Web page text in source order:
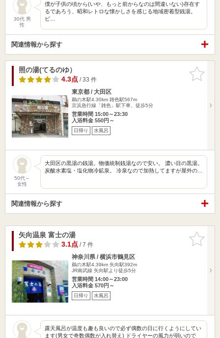
30代 男
性
僕が子供の頃から(いや、もっと前からなのは間違いない)存在す
るであろう、昭和レトロな懐かしさを感じる地域密着型銭湯。
ビ…
関連情報から探す
お気に入
りに追加
照の湯(てるのゆ）
4.3点/ 33 件
東京都 / 大田区
鵜の木駅4.30km 雑色駅567m
京浜急行線「雑色」駅下車、徒歩5分
営業時間 15:00～23:30
入浴料金 550円～
日帰り 水風呂
50代～
女性
大田区の黒湯の銭湯。物価統制銭湯なので安い。 濃い目の黒湯。
炭酸水素塩・塩化物冷鉱泉。 冷泉なので加熱してますが屋外の…
関連情報から探す
お気に入
りに追加
矢向温泉 富士の湯
3.1点/ 7 件
神奈川県 / 横浜市鶴見区
鵜の木駅4.39km 矢向駅392m
JR南武線 矢向駅より徒歩5分
営業時間 14:00～23:00
入浴料金 570円～
日帰り 水風呂
露天風呂が温度も趣も良いので必ず偶数の日に行くようにしてい
ます(男女で奇数偶数が入れ替え) ドライヤーの風力が弱いので